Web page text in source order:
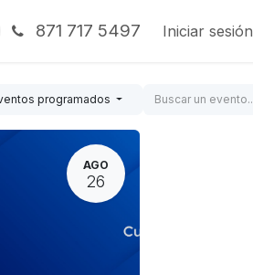
871 717 5497 Iniciar sesión
programados
AGO
26